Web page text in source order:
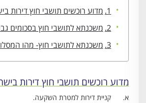
מדוע רוכשים תושבי חוץ דירות
משכנתא לתושבי חוץ בסכומים
משכנתא לתושבי חוץ- מהו
מדוע רוכשים תושבי חוץ דירות
א. קניית דירות למטרת השקעה.